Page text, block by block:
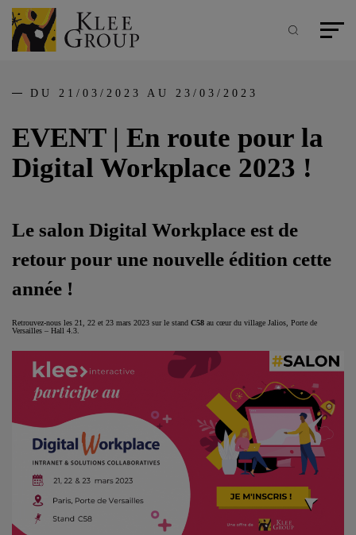
Aller
au
contenu
principal
Recherche
Menu
EVENT | En route pour la
Digital Workplace 2023 !
DU 21/03/2023 AU 23/03/2023
Le salon Digital Workplace est de
retour pour une nouvelle édition cette
année !
Retrouvez-nous les 21, 22 et 23 mars 2023 sur le stand C58 au cœur du village Jalios, Porte de
Versailles – Hall 4.3.